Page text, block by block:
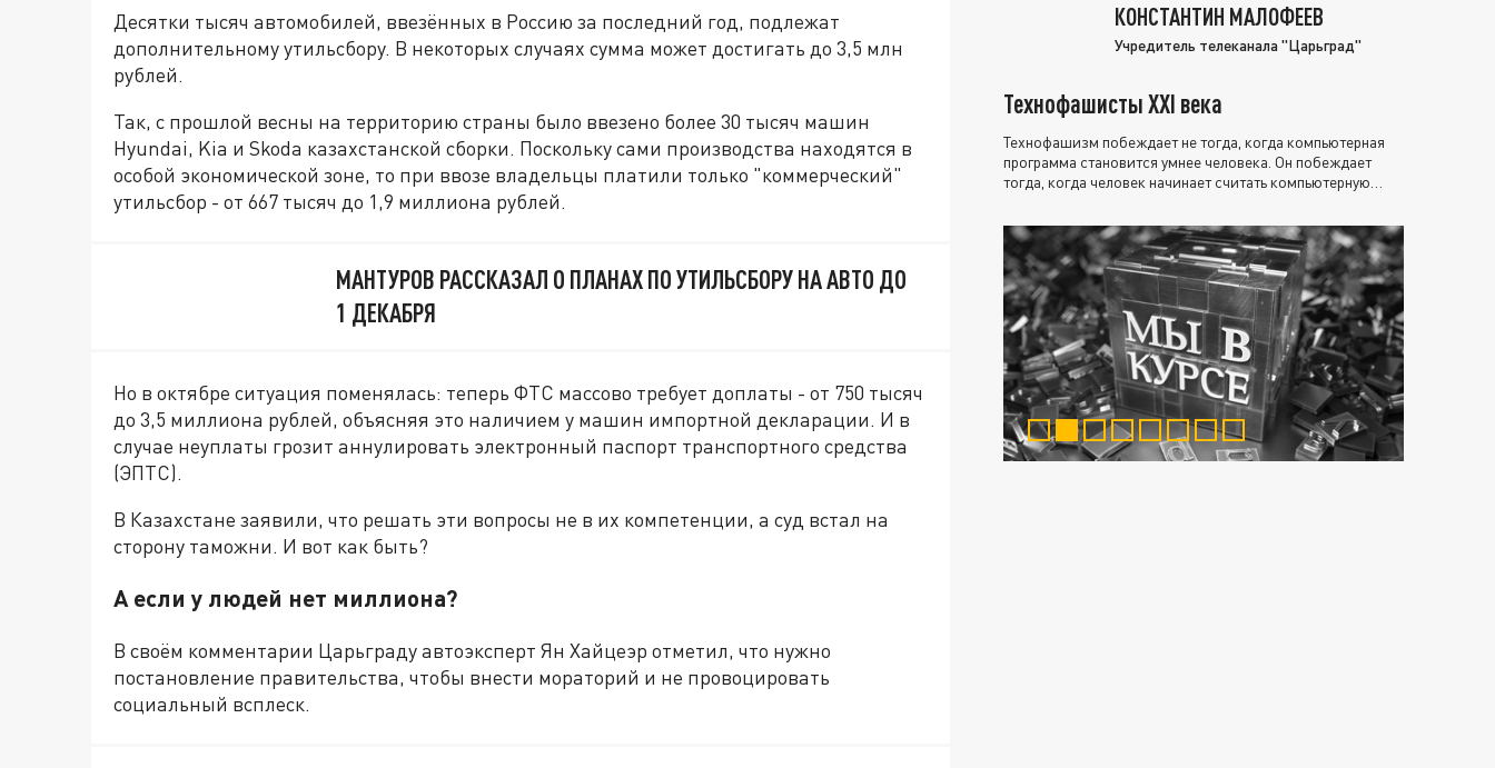
Десятки тысяч автомобилей, ввезённых в Россию за последний год, подлежат
дополнительному утильсбору. В некоторых случаях сумма может достигать до 3,5 млн
рублей.
Так, с прошлой весны на территорию страны было ввезено более 30 тысяч машин
Hyundai, Kia и Skoda казахстанской сборки. Поскольку сами производства находятся в
особой экономической зоне, то при ввозе владельцы платили только "коммерческий"
утильсбор - от 667 тысяч до 1,9 миллиона рублей.
МАНТУРОВ РАССКАЗАЛ О ПЛАНАХ ПО УТИЛЬСБОРУ НА АВТО ДО
1 ДЕКАБРЯ
Но в октябре ситуация поменялась: теперь ФТС массово требует доплаты - от 750 тысяч
до 3,5 миллиона рублей, объясняя это наличием у машин импортной декларации. И в
случае неуплаты грозит аннулировать электронный паспорт транспортного средства
(ЭПТС).
В Казахстане заявили, что решать эти вопросы не в их компетенции, а суд встал на
сторону таможни. И вот как быть?
А если у людей нет миллиона?
В своём комментарии Царьграду автоэксперт Ян Хайцеэр отметил, что нужно
постановление правительства, чтобы внести мораторий и не провоцировать
социальный всплеск.
КОНСТАНТИН МАЛОФЕЕВ
Учредитель телеканала "Царьград"
Технофашисты XXI века
Технофашизм побеждает не тогда, когда компьютерная
программа становится умнее человека. Он побеждает
тогда, когда человек начинает считать компьютерную